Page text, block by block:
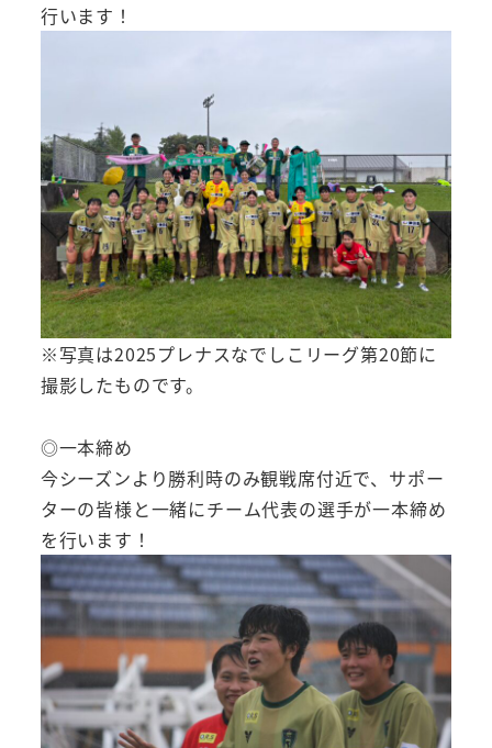
行います！
※写真は2025プレナスなでしこリーグ第20節に
撮影したものです。
◎一本締め
今シーズンより勝利時のみ観戦席付近で、サポー
ターの皆様と一緒にチーム代表の選手が一本締め
を行います！